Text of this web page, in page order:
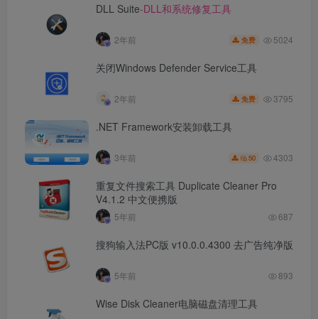
DLL Suite-DLL和系统修复工具
2年前 免费 5024
关闭Windows Defender Service工具
2年前 免费 3795
.NET Framework安装卸载工具
3年前 50 4303
重复文件搜索工具 Duplicate Cleaner Pro
V4.1.2 中文便携版
5年前 687
搜狗输入法PC版 v10.0.0.4300 去广告纯净版
5年前 893
Wise Disk Cleaner电脑磁盘清理工具